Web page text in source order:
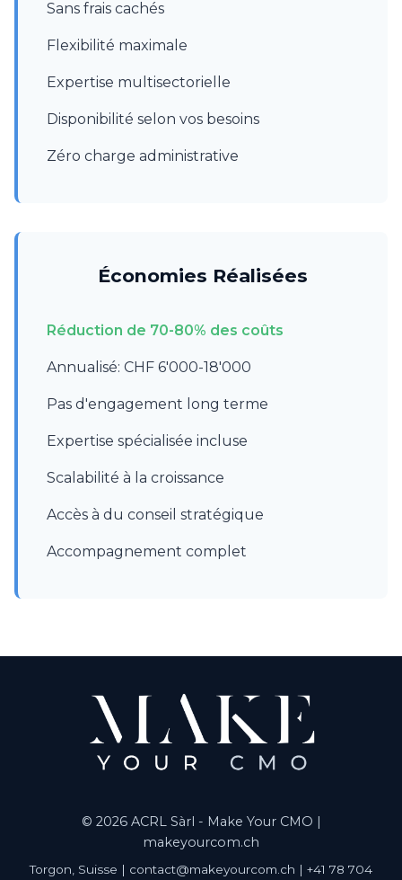
Sans frais cachés
Flexibilité maximale
Expertise multisectorielle
Disponibilité selon vos besoins
Zéro charge administrative
Économies Réalisées
Réduction de 70-80% des coûts
Annualisé: CHF 6'000-18'000
Pas d'engagement long terme
Expertise spécialisée incluse
Scalabilité à la croissance
Accès à du conseil stratégique
Accompagnement complet
© 2026 ACRL Sàrl - Make Your CMO |
makeyourcom.ch
Torgon, Suisse | contact@makeyourcom.ch | +41 78 704